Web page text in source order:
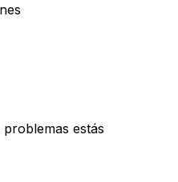
estás